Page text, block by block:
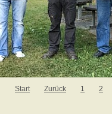
Start Zurück 1 2